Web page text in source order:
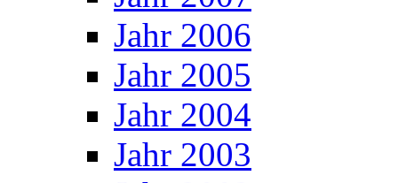
Jahr 2006
Jahr 2005
Jahr 2004
Jahr 2003